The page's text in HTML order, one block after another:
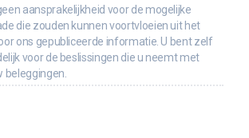
aansprakelijkheid voor de mogelijke
die zouden kunnen voortvloeien uit het
ons gepubliceerde informatie. U bent zelf
voor de beslissingen die u neemt met
beleggingen.